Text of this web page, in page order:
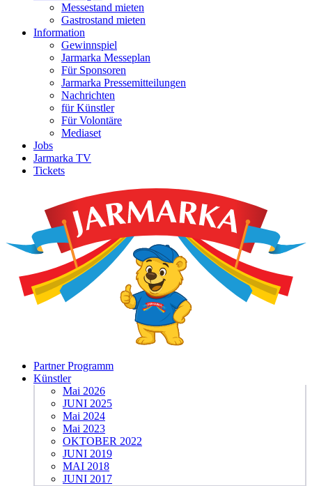
Messestand mieten
Gastrostand mieten
Information
Gewinnspiel
Jarmarka Messeplan
Für Sponsoren
Jarmarka Pressemitteilungen
Nachrichten
für Künstler
Für Volontäre
Mediaset
Jobs
Jarmarka TV
Tickets
Partner Programm
Künstler
Mai 2026
JUNI 2025
Mai 2024
Mai 2023
OKTOBER 2022
JUNI 2019
MAI 2018
JUNI 2017